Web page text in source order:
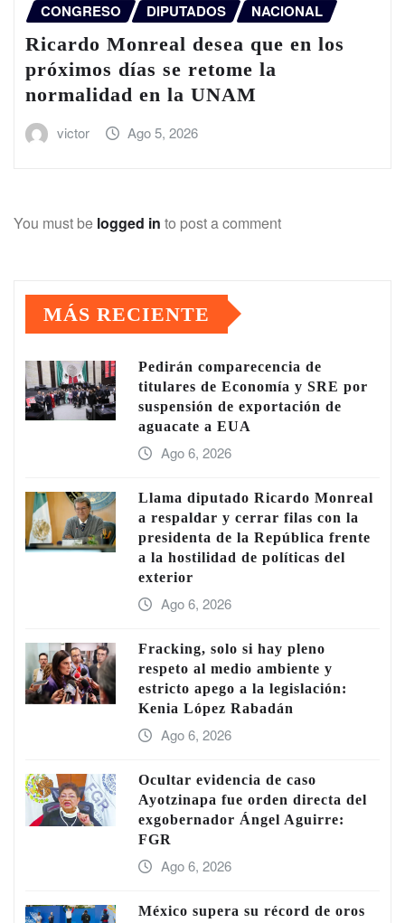
CONGRESO DIPUTADOS NACIONAL
Ricardo Monreal desea que en los
próximos días se retome la
normalidad en la UNAM
victor Ago 5, 2026
You must be logged in to post a comment
MÁS RECIENTE
Pedirán comparecencia de
titulares de Economía y SRE por
suspensión de exportación de
aguacate a EUA
Ago 6, 2026
Llama diputado Ricardo Monreal
a respaldar y cerrar filas con la
presidenta de la República frente
a la hostilidad de políticas del
exterior
Ago 6, 2026
Fracking, solo si hay pleno
respeto al medio ambiente y
estricto apego a la legislación:
Kenia López Rabadán
Ago 6, 2026
Ocultar evidencia de caso
Ayotzinapa fue orden directa del
exgobernador Ángel Aguirre:
FGR
Ago 6, 2026
México supera su récord de oros